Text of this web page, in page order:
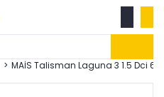
MAİS Talisman Laguna 3 1.5 Dci 6